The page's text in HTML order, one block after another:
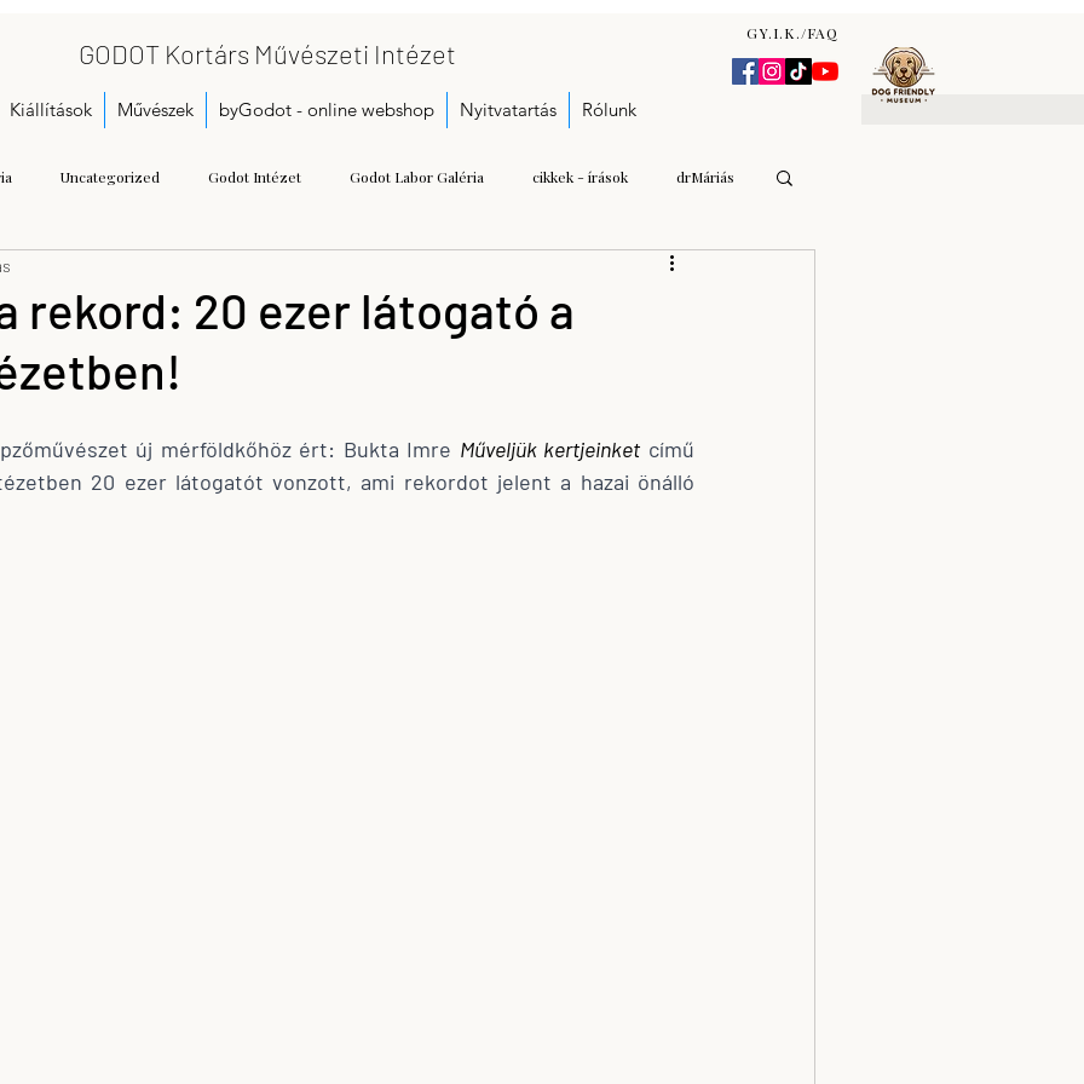
GODOT Kortárs Művészeti Intézet
GY.I.K./FAQ
Kiállítások Művészek byGodot - online webshop Nyitvatartás Rólunk
Uncategorized Godot Intézet Godot Labor Galéria cikkek - írások drMáriás
Bukta Imre Gulyás Andrea Katalin
Call for proposals Gáspár Annamária
Tétényi Gabriella
rekord: 20 ezer látogató a
új mérföldkőhöz ért: Bukta Imre Műveljük kertjeinket című
20 ezer látogatót vonzott, ami rekordot jelent a hazai önálló